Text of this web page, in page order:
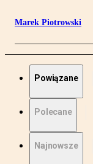
Marek Piotrowski
Powiązane
Polecane
Najnowsze